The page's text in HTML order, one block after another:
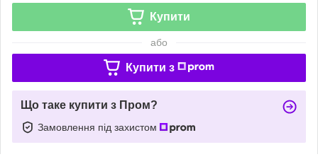
Купити
або
Купити з
Що таке купити з Пром?
Замовлення під захистом